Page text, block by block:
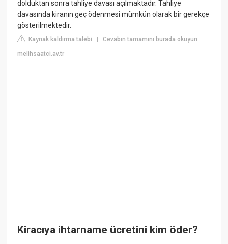
dolduktan sonra tahliye davası açılmaktadır. Tahliye
davasında kiranın geç ödenmesi mümkün olarak bir gerekçe
gösterilmektedir.
Kaynak kaldırma talebi |Cevabın tamamını burada okuyun:
melihsaatci.av.tr
Kiracıya ihtarname ücretini kim öder?